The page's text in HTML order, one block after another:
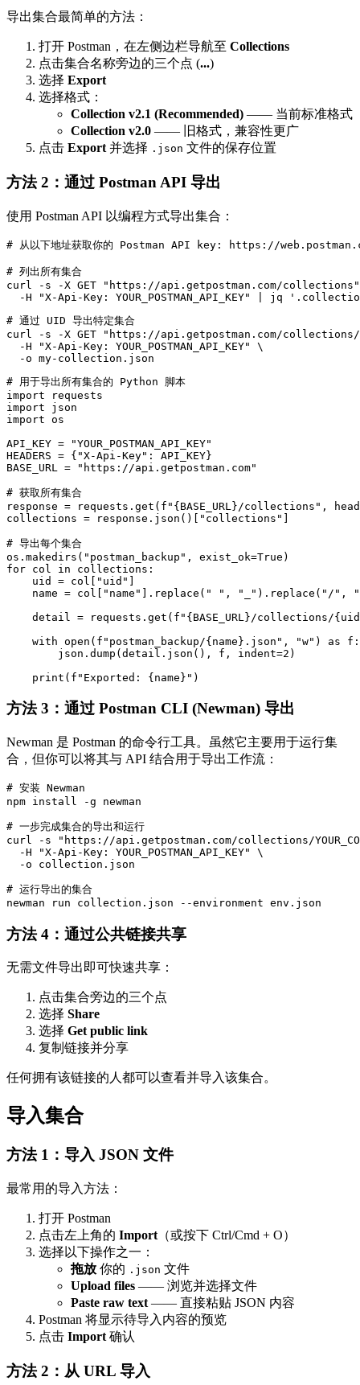
导出集合最简单的方法：
打开 Postman，在左侧边栏导航至 Collections
点击集合名称旁边的三个点 (...)
选择 Export
选择格式：
Collection v2.1 (Recommended) —— 当前标准格式
Collection v2.0 —— 旧格式，兼容性更广
点击 Export 并选择 .json 文件的保存位置
方法 2：通过 Postman API 导出
使用 Postman API 以编程方式导出集合：
# 从以下地址获取你的 Postman API key: https://
# 列出所有集合
curl -s -X GET "https://api.getpostman.com/
# 通过 UID 导出特定集合
curl -s -X GET "https://api.getpostman.com/collections/
  -H "X-Api-Key: YOUR_POSTMAN_API_KEY" \
# 用于导出所有集合的 Python 脚本
import requests
import json
import os
API_KEY = "YOUR_POSTMAN_API_KEY"
HEADERS = {"X-Api-Key": API_KEY}
BASE_URL = "https://api.getpostman.com"
# 获取所有集合
response = requests.get(f"{BASE_URL}/collections",
collections = response.json()["collections"]
# 导出每个集合
os.makedirs("postman_backup", exist_ok=True)
for col in collections:
    uid = col["uid"]
name = col["name"].replace(" ", "_").replace("/",
detail = requests.get(f"{BASE_URL}/collections/
    with open(f"postman_backup/{name}.json", "w") as f:
        json.dump(detail.json(), f, indent=2)
方法 3：通过 Postman CLI (Newman) 导出
Newman 是 Postman 的命令行工具。虽然它主要用于运行集
合，但你可以将其与 API 结合用于导出工作流：
# 安装 Newman
npm install -g newman
# 一步完成集合的导出和运行
curl -s "https://api.getpostman.com/collections/
  -H "X-Api-Key: YOUR_POSTMAN_API_KEY" \
  -o collection.json
# 运行导出的集合
方法 4：通过公共链接共享
无需文件导出即可快速共享：
点击集合旁边的三个点
选择 Share
选择 Get public link
复制链接并分享
任何拥有该链接的人都可以查看并导入该集合。
导入集合
方法 1：导入 JSON 文件
最常用的导入方法：
打开 Postman
点击左上角的 Import （或按下 Ctrl/Cmd + O）
选择以下操作之一：
拖放 你的 .json 文件
Upload files —— 浏览并选择文件
Paste raw text —— 直接粘贴 JSON 内容
Postman 将显示待导入内容的预览
点击 Import 确认
方法 2：从 URL 导入